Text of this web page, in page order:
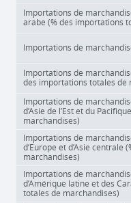
Importations de
arabe (% des importations
Importations de
Importations de
des importations totales de
Importations de
d’Asie de l’Est et du
marchandises)
Importations de
d’Europe et d’Asie
marchandises)
Importations de
d’Amérique latine et des
totales de marchandises)